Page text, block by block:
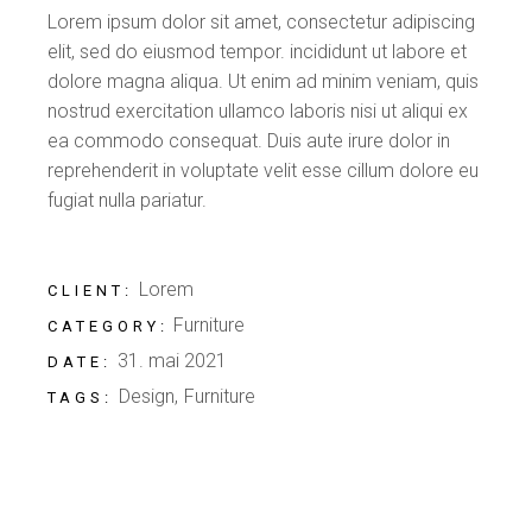
Lorem ipsum dolor sit amet, consectetur adipiscing
elit, sed do eiusmod tempor. incididunt ut labore et
dolore magna aliqua. Ut enim ad minim veniam, quis
nostrud exercitation ullamco laboris nisi ut aliqui ex
ea commodo consequat. Duis aute irure dolor in
reprehenderit in voluptate velit esse cillum dolore eu
fugiat nulla pariatur.
CLIENT: Lorem
CATEGORY: Furniture
DATE: 31. mai 2021
TAGS: Design Furniture